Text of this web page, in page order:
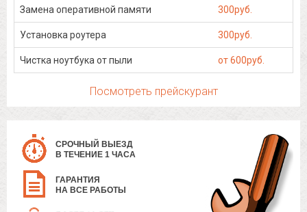
Замена оперативной памяти 300руб.
Установка роутера 300руб.
Чистка ноутбука от пыли от 600руб.
Посмотреть прейскурант
СРОЧНЫЙ ВЫЕЗД
В ТЕЧЕНИЕ 1 ЧАСА
ГАРАНТИЯ
НА ВСЕ РАБОТЫ